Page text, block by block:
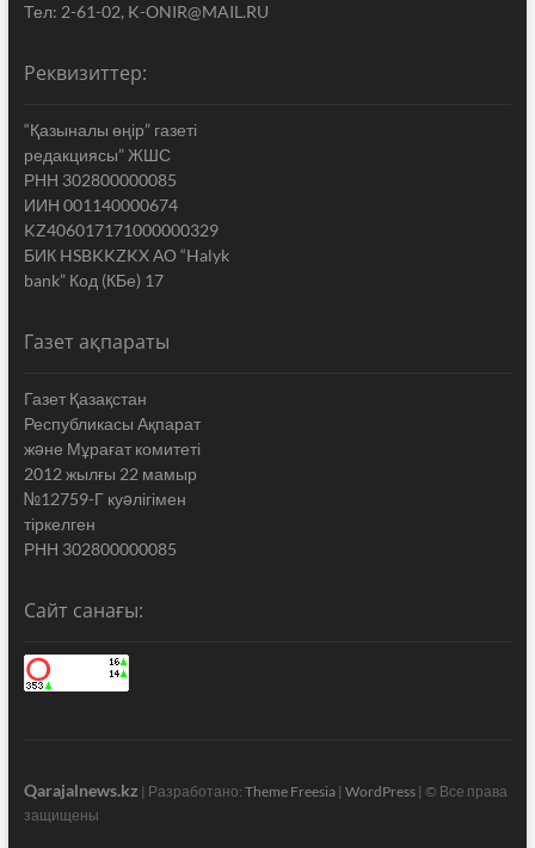
Тел: 2-61-02, K-ONIR@MAIL.RU
Реквизиттер:
“Қазыналы өңір” газеті
редакциясы” ЖШС
РНН 302800000085
ИИН 001140000674
KZ406017171000000329
БИК HSBKKZKX АО “Halyk
bank” Код (КБе) 17
Газет ақпараты
Газет Қазақстан
Республикасы Ақпарат
жəне Мұрағат комитеті
2012 жылғы 22 мамыр
№12759-Г куəлігімен
тіркелген
РНН 302800000085
Сайт санағы:
Qarajalnews.kz | Разработано: Theme Freesia| WordPress| © Все права
защищены